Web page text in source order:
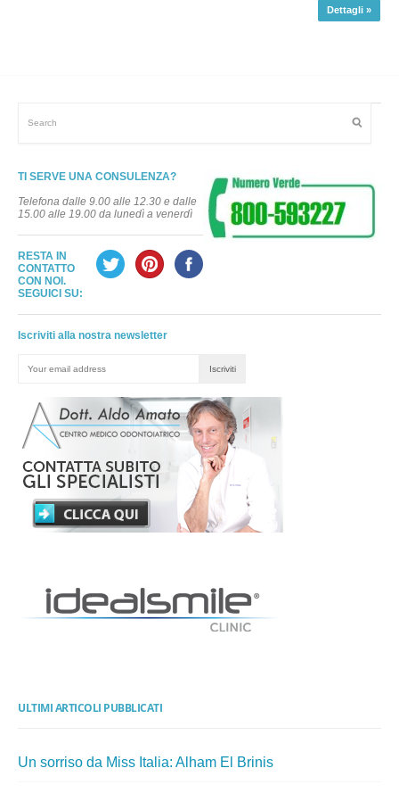
Dettagli »
TI SERVE UNA CONSULENZA?
Telefona dalle 9.00 alle 12.30 e dalle
15.00 alle 19.00 da lunedì a venerdì
RESTA IN
CONTATTO
CON NOI.
SEGUICI SU:
Iscriviti alla nostra newsletter
ULTIMI ARTICOLI PUBBLICATI
Un sorriso da Miss Italia: Alham El Brinis